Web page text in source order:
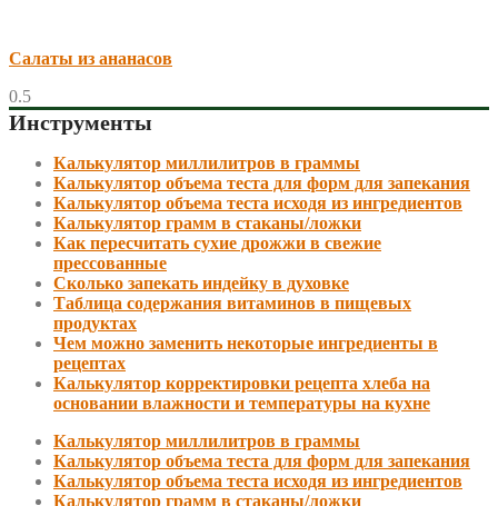
Салаты из ананасов
Инструменты
Калькулятор миллилитров в граммы
Калькулятор объема теста для форм для запекания
Калькулятор объема теста исходя из ингредиентов
Калькулятор грамм в стаканы/ложки
Как пересчитать сухие дрожжи в свежие
прессованные
Сколько запекать индейку в духовке
Таблица содержания витаминов в пищевых
продуктах
Чем можно заменить некоторые ингредиенты в
рецептах
Калькулятор корректировки рецепта хлеба на
основании влажности и температуры на кухне
Калькулятор миллилитров в граммы
Калькулятор объема теста для форм для запекания
Калькулятор объема теста исходя из ингредиентов
Калькулятор грамм в стаканы/ложки